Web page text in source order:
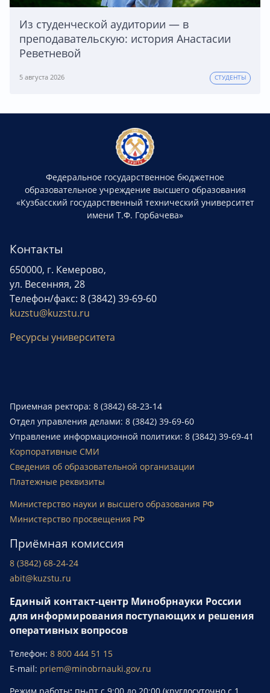
Из студенческой аудитории — в
преподавательскую: история Анастасии
Реветневой
5 августа 2026 СТУДЕНТЫ
Федеральное государственное бюджетное
образовательное учреждение высшего образования
«Кузбасский государственный технический университет
имени Т.Ф. Горбачева»
Контакты
650000, г. Кемерово,
ул. Весенняя, 28
Телефон/факс: 8 (3842) 39-69-60
kuzstu@kuzstu.ru
Ресурсы университета
Приемная ректора: 8 (3842) 68-23-14
Отдел управления делами: 8 (3842) 39-69-60
Управление информационной политики: 8 (3842) 39-69-41
Корпоративные СМИ
Сведения об образовательной организации
Платежные реквизиты
Министерство науки и высшего образования РФ
Министерство просвещения РФ
Приёмная комиссия
8 (3842) 68-24-24
abit@kuzstu.ru
Единый контакт-центр Минобрнауки России
для информирования поступающих и решения
оперативных вопросов
Телефон: 8 800 444 51 15
E-mail: priem@minobrnauki.gov.ru